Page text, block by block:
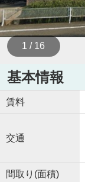
1 / 16
基本情報
賃料
交通
間取り(面積)